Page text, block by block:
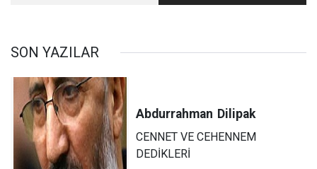
kitabın ortasından
SON YAZILAR
Abdurrahman Dilipak
CENNET VE CEHENNEM
DEDİKLERİ